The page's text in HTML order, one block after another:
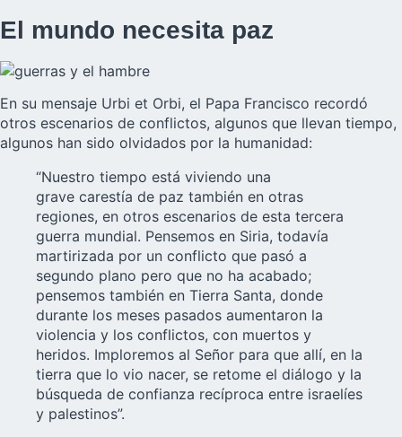
El mundo necesita paz
En su mensaje Urbi et Orbi, el Papa Francisco recordó
otros escenarios de conflictos, algunos que llevan tiempo,
algunos han sido olvidados por la humanidad:
“Nuestro tiempo está viviendo una
grave carestía de paz también en otras
regiones, en otros escenarios de esta tercera
guerra mundial. Pensemos en Siria, todavía
martirizada por un conflicto que pasó a
segundo plano pero que no ha acabado;
pensemos también en Tierra Santa, donde
durante los meses pasados aumentaron la
violencia y los conflictos, con muertos y
heridos. Imploremos al Señor para que allí, en la
tierra que lo vio nacer, se retome el diálogo y la
búsqueda de confianza recíproca entre israelíes
y palestinos”.